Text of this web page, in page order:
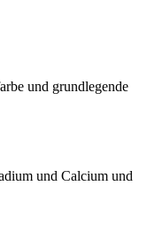
und grundlegende
und Calcium und